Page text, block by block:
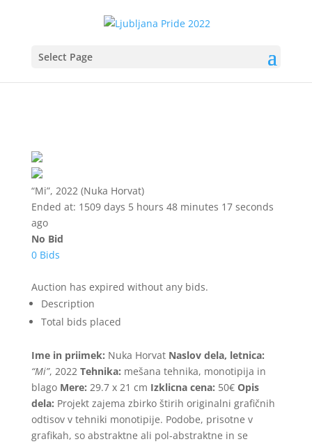
Select Page
“Mi”, 2022 (Nuka Horvat)
Ended at: 1509days 5hours 48minutes 17seconds
ago
No Bid
0 Bids
Auction has expired without any bids.
Description
Total bids placed
Ime in priimek: Nuka Horvat Naslov dela, letnica:
“Mi”, 2022 Tehnika: mešana tehnika, monotipija in
blago Mere: 29.7 x 21 cm Izklicna cena: 50€ Opis
dela: Projekt zajema zbirko štirih originalni grafičnih
odtisov v tehniki monotipije. Podobe, prisotne v
grafikah, so abstraktne ali pol-abstraktne in se